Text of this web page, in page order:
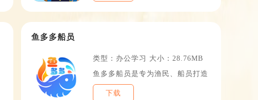
鱼多多船员
类型：办公学习 大小：28.76MB
鱼多多船员是专为渔民、船员打造
下载